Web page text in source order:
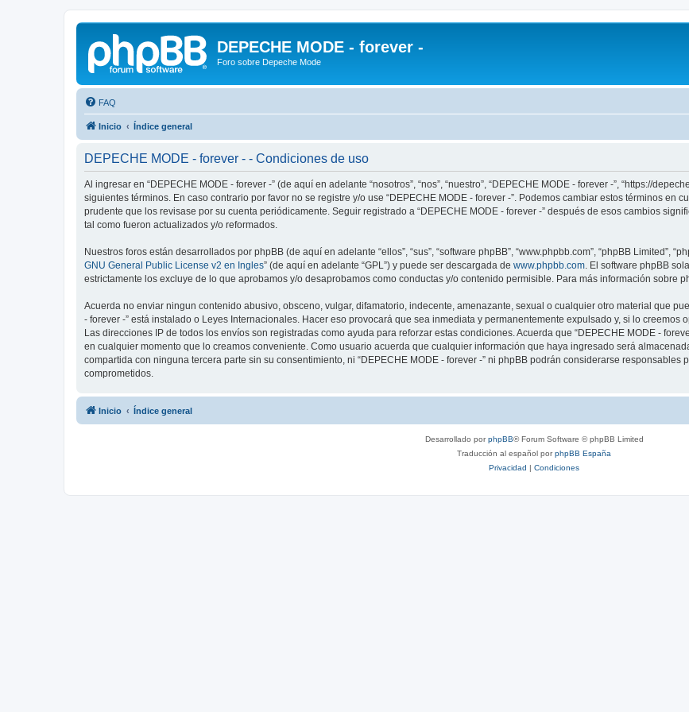
DEPECHE MODE - forever -
Foro sobre Depeche Mode
FAQ
Inicio Índice general
DEPECHE MODE - forever - - Condiciones de uso
Al ingresar en “DEPECHE MODE - forever -” (de aquí en adelante “nosotros”, “nos”, “nuestro”, “DEPECHE MODE - forever -”, “https://
siguientes términos. En caso contrario por favor no se registre y/o use “DEPECHE MODE - forever -”. Podemos cambiar estos términos en
prudente que los revisase por su cuenta periódicamente. Seguir registrado a “DEPECHE MODE - forever -” después de esos cambios
tal como fueron actualizados y/o reformados.
Nuestros foros están desarrollados por phpBB (de aquí en adelante “ellos”, “sus”, “software phpBB”, “www.phpbb.com”, “phpBB Limited”,
GNU General Public License v2 en Ingles” (de aquí en adelante “GPL”) y puede ser descargada de www.phpbb.com . El software phpBB
estrictamente los excluye de lo que aprobamos y/o desaprobamos como conductas y/o contenido permisible. Para más información sobre
Acuerda no enviar ningun contenido abusivo, obsceno, vulgar, difamatorio, indecente, amenazante, sexual o cualquier otro material que
- forever -” está instalado o Leyes Internacionales. Hacer eso provocará que sea inmediata y permanentemente expulsado y, si lo creemos
Las direcciones IP de todos los envíos son registradas como ayuda para reforzar estas condiciones. Acuerda que “DEPECHE MODE -
en cualquier momento que lo creamos conveniente. Como usuario acuerda que cualquier información que haya ingresado será
compartida con ninguna tercera parte sin su consentimiento, ni “DEPECHE MODE - forever -” ni phpBB podrán considerarse
comprometidos.
Inicio Índice general
Desarrollado porphpBB® Forum Software © phpBB Limited
Traducción al español porphpBB España
Privacidad | Condiciones